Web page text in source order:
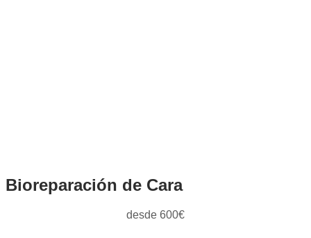
Bioreparación de Cara
desde 600€